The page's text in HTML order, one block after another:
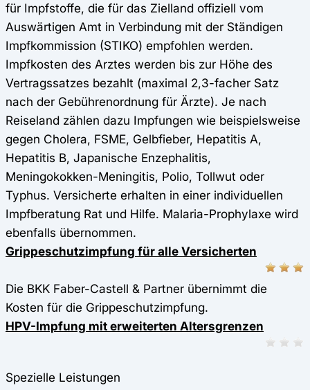
für Impfstoffe, die für das Zielland offiziell vom
Auswärtigen Amt in Verbindung mit der Ständigen
Impfkommission (STIKO) empfohlen werden.
Impfkosten des Arztes werden bis zur Höhe des
Vertragssatzes bezahlt (maximal 2,3-facher Satz
nach der Gebührenordnung für Ärzte). Je nach
Reiseland zählen dazu Impfungen wie beispielsweise
gegen Cholera, FSME, Gelbfieber, Hepatitis A,
Hepatitis B, Japanische Enzephalitis,
Meningokokken-Meningitis, Polio, Tollwut oder
Typhus. Versicherte erhalten in einer individuellen
Impfberatung Rat und Hilfe. Malaria-Prophylaxe wird
ebenfalls übernommen.
Grippeschutzimpfung für alle Versicherten
Die BKK Faber-Castell & Partner übernimmt die
Kosten für die Grippeschutzimpfung.
HPV-Impfung mit erweiterten Altersgrenzen
Spezielle Leistungen